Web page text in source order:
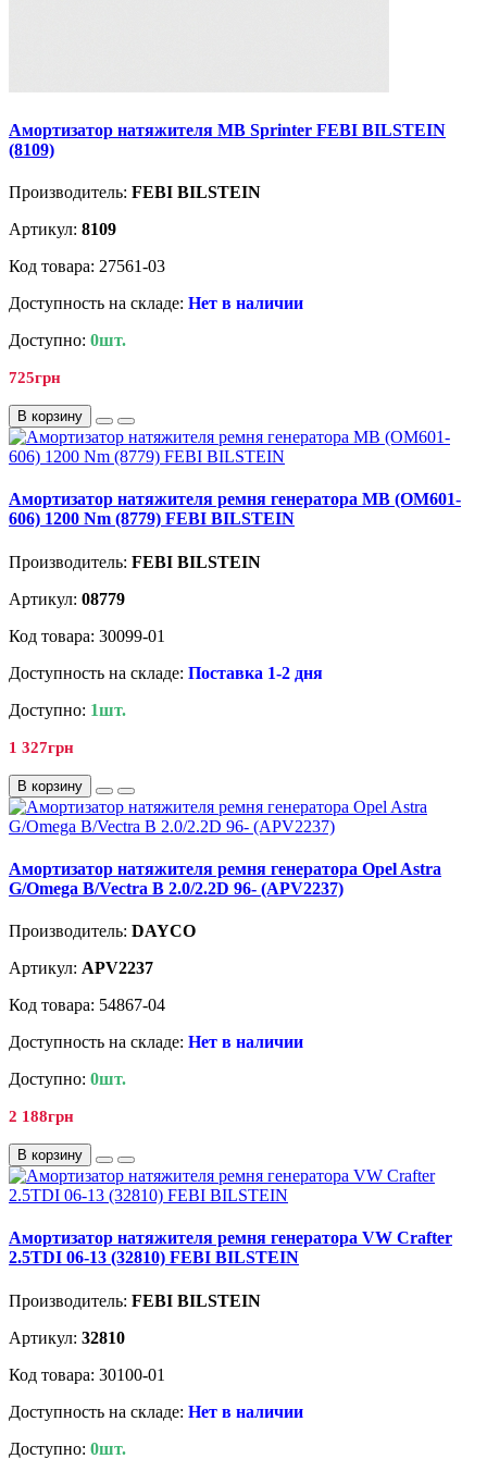
Амортизатор натяжителя MB Sprinter FEBI BILSTEIN
(8109)
Производитель: FEBI BILSTEIN
Артикул: 8109
Код товара: 27561-03
Доступность на складе: Нет в наличии
Доступно: 0шт.
725грн
В корзину
Амортизатор натяжителя ремня генератора MB (OM601-
606) 1200 Nm (8779) FEBI BILSTEIN
Производитель: FEBI BILSTEIN
Артикул: 08779
Код товара: 30099-01
Доступность на складе: Поставка 1-2 дня
Доступно: 1шт.
1 327грн
В корзину
Амортизатор натяжителя ремня генератора Opel Astra
G/Omega B/Vectra B 2.0/2.2D 96- (APV2237)
Производитель: DAYCO
Артикул: APV2237
Код товара: 54867-04
Доступность на складе: Нет в наличии
Доступно: 0шт.
2 188грн
В корзину
Амортизатор натяжителя ремня генератора VW Crafter
2.5TDI 06-13 (32810) FEBI BILSTEIN
Производитель: FEBI BILSTEIN
Артикул: 32810
Код товара: 30100-01
Доступность на складе: Нет в наличии
Доступно: 0шт.